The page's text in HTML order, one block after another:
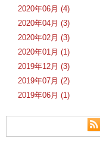
2020年06月 (4)
2020年04月 (3)
2020年02月 (3)
2020年01月 (1)
2019年12月 (3)
2019年07月 (2)
2019年06月 (1)